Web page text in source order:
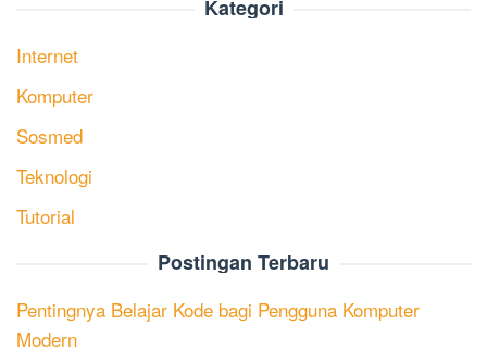
Kategori
Internet
Komputer
Sosmed
Teknologi
Tutorial
Postingan Terbaru
Pentingnya Belajar Kode bagi Pengguna Komputer
Modern